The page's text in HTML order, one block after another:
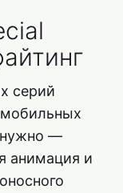
серий
мобильных
нужно —
анимация и